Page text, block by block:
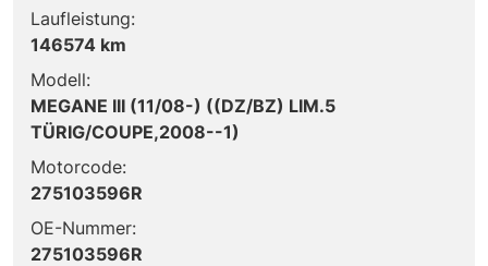
Laufleistung:
146574 km
Modell:
MEGANE III (11/08-) ((DZ/BZ) LIM.5
TÜRIG/COUPE,2008--1)
Motorcode:
275103596R
OE-Nummer:
275103596R